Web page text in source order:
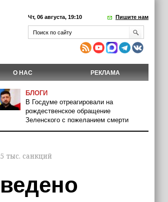
Чт, 06 августа, 19:10 Пишите нам
О НАС РЕКЛАМА
БЛОГИ
В Госдуме отреагировали на
рождественское обращение
Зеленского с пожеланием смерти
тыс. санкций